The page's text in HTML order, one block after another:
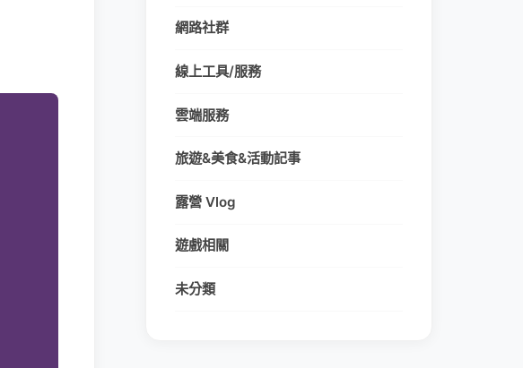
網路社群
線上工具/服務
雲端服務
旅遊&美食&活動記事
露營 Vlog
遊戲相關
未分類